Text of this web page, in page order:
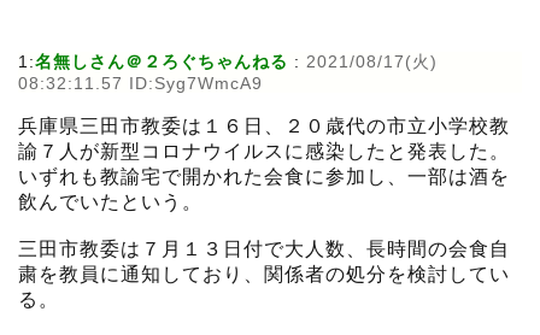
1:名無しさん＠２ろぐちゃんねる : 2021/08/17(火)
08:32:11.57 ID:Syg7WmcA9
兵庫県三田市教委は１６日、２０歳代の市立小学校教
諭７人が新型コロナウイルスに感染したと発表した。
いずれも教諭宅で開かれた会食に参加し、一部は酒を
飲んでいたという。
三田市教委は７月１３日付で大人数、長時間の会食自
粛を教員に通知しており、関係者の処分を検討してい
る。